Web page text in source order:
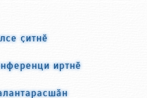
ҫитнӗ
иртнӗ